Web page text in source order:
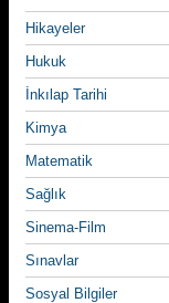
Hikayeler
Hukuk
İnkılap Tarihi
Kimya
Matematik
Sağlık
Sinema-Film
Sınavlar
Sosyal Bilgiler